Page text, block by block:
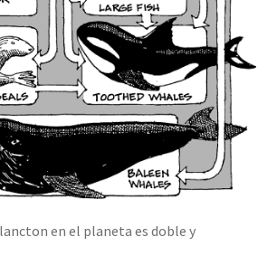
en el planeta es doble y